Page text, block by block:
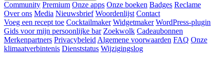
Community Premium Onze apps Onze boeken Badges Reclame
Over ons Media Nieuwsbrief Woordenlijst Contact
Voeg een recept toe Cocktailmaker Widgetmaker WordPress-plugin
Gids voor mijn persoonlijke bar Zoekwolk Cadeaubonnen
Merkenpartners Privacybeleid Algemene voorwaarden FAQ Onze
klimaatverbintenis Dienststatus Wijzigingslog